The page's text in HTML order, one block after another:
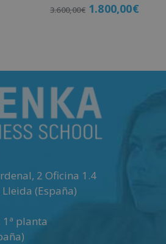
3.600,00€ 1.800,00€
2 Oficina 1.4
Lleida (España)
1ª planta